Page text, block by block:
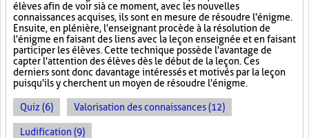
élèves afin de voir si à ce moment, avec les nouvelles
connaissances acquises, ils sont en mesure de résoudre l'énigme.
Ensuite, en plénière, l'enseignant procède à la résolution de
l'énigme en faisant des liens avec la leçon enseignée et en faisant
participer les élèves. Cette technique possède l'avantage de
capter l'attention des élèves dès le début de la leçon. Ces
derniers sont donc davantage intéressés et motivés par la leçon
puisqu'ils y cherchent un moyen de résoudre l'énigme.
Quiz (6) Valorisation des connaissances (12)
Ludification (9)